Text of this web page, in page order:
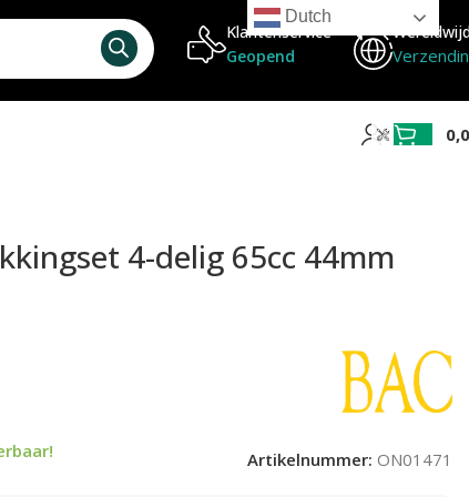
Klantenservice
Geopend
4-delig 65cc 44mm
Artikelnummer: ON01471
Dutch